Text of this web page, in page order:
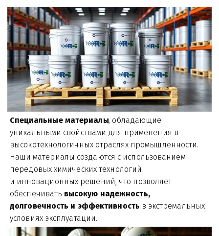
Специальные материалы, обладающие
уникальными свойствами для применения в
высокотехнологичных отраслях промышленности.
Наши материалы создаются с использованием
передовых химических технологий
и инновационных решений, что позволяет
обеспечивать высокую надежность,
долговечность и эффективность в экстремальных
условиях эксплуатации.